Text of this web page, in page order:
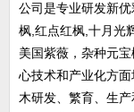
公司是专业研发新
枫,红点红枫,十月光
美国紫薇，杂种元
心技术和产业化方
木研发、繁育、生